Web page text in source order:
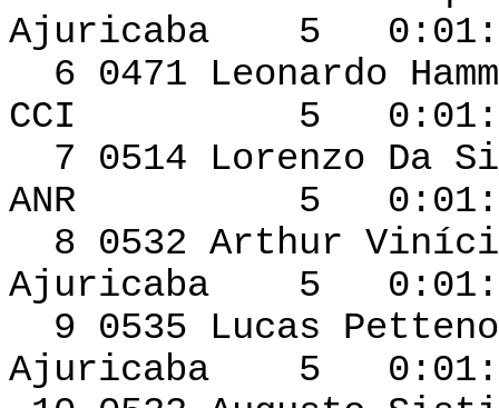
Ajuricaba 5
6 0471
CCI 5 0:01:06
7 0514
ANR 5 0:01:08
8 0532 Arthur
Ajuricaba 5
9 0535 Lucas
Ajuricaba 5